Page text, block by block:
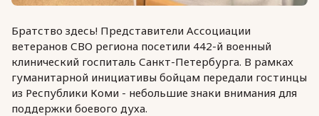
Братство здесь! Представители Ассоциации
ветеранов СВО региона посетили 442-й военный
клинический госпиталь Санкт-Петербурга. В рамках
гуманитарной инициативы бойцам передали гостинцы
из Республики Коми - небольшие знаки внимания для
поддержки боевого духа.